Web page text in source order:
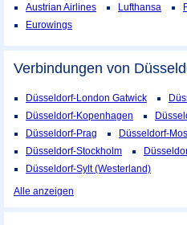
Austrian Airlines Lufthansa
Eurowings
Verbindungen von
Düsseldorf-London Gatwick
Düsseldorf-Kopenhagen
Düsseldorf-Prag
Düsseldorf-
Düsseldorf-Stockholm
Düsseldorf-Sylt (Westerland)
Alle anzeigen